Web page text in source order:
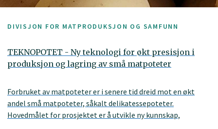
DIVISJON FOR MATPRODUKSJON OG SAMFUNN
TEKNOPOTET - Ny teknologi for økt presisjon i
produksjon og lagring av små matpoteter
Forbruket av matpoteter er i senere tid dreid mot en økt
andel små matpoteter, såkalt delikatessepoteter.
Hovedmålet for prosjektet er å utvikle ny kunnskap,